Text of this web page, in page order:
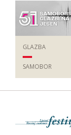
GLAZBA
SAMOBOR